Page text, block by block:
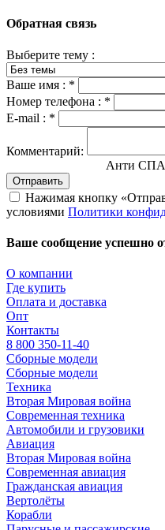
Обратная связь
Выберите тему :
Ваше имя : *
Номер телефона : *
E-mail : *
Комментарий:
Анти СПАМ*
Отправить
Нажимая кнопку
условиями Политики
Ваше сообщение успешно
О компании
Где купить
Оплата и доставка
Опт
Контакты
8 800 350-11-40
Сборные модели
Сборные модели
Техника
Вторая Мировая война
Современная техника
Автомобили и грузовики
Авиация
Вторая Мировая война
Современная авиация
Гражданская авиация
Вертолёты
Корабли